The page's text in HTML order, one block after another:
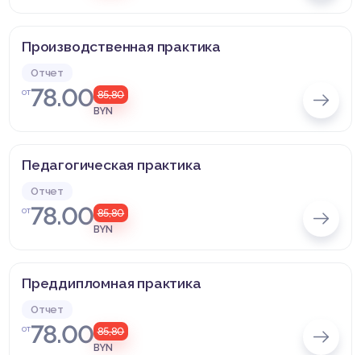
Производственная практика
Отчет
от78.00 85,80
BYN
Педагогическая практика
Отчет
от78.00 85,80
BYN
Преддипломная практика
Отчет
от78.00 85,80
BYN